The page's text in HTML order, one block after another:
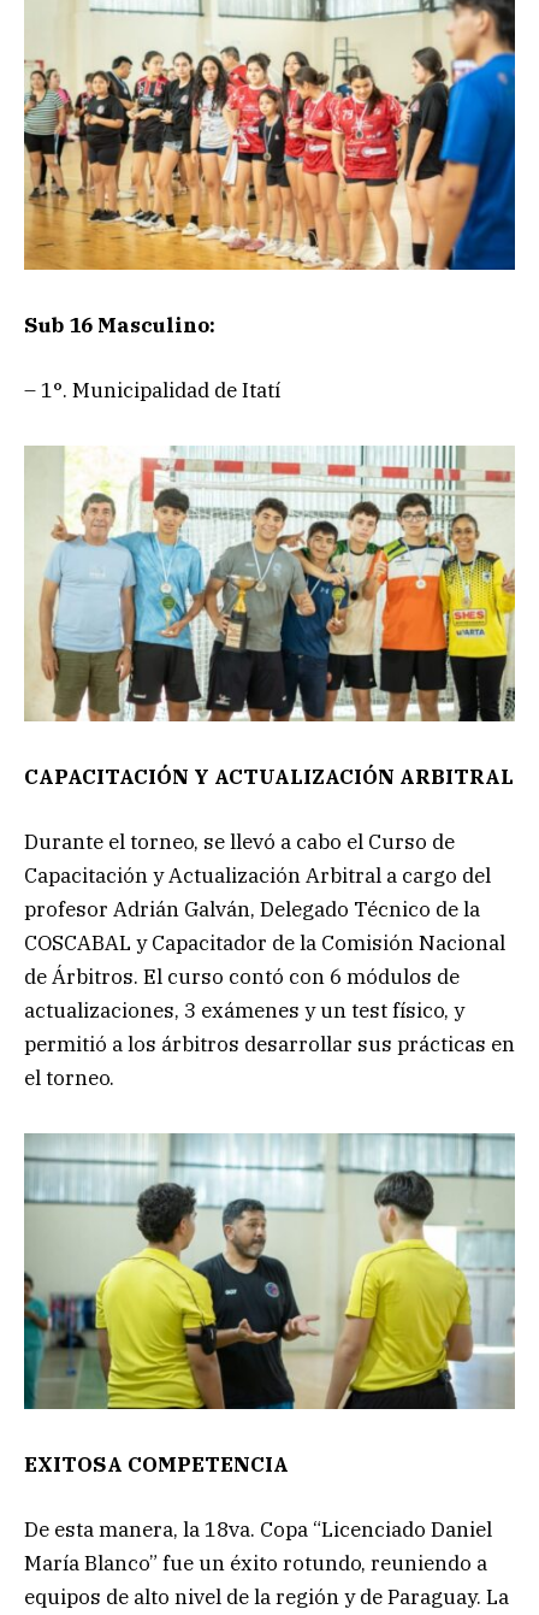
Sub 16 Masculino:
– 1°. Municipalidad de Itatí
CAPACITACIÓN Y ACTUALIZACIÓN ARBITRAL
Durante el torneo, se llevó a cabo el Curso de
Capacitación y Actualización Arbitral a cargo del
profesor Adrián Galván, Delegado Técnico de la
COSCABAL y Capacitador de la Comisión Nacional
de Árbitros. El curso contó con 6 módulos de
actualizaciones, 3 exámenes y un test físico, y
permitió a los árbitros desarrollar sus prácticas en
el torneo.
EXITOSA COMPETENCIA
De esta manera, la 18va. Copa “Licenciado Daniel
María Blanco” fue un éxito rotundo, reuniendo a
equipos de alto nivel de la región y de Paraguay. La